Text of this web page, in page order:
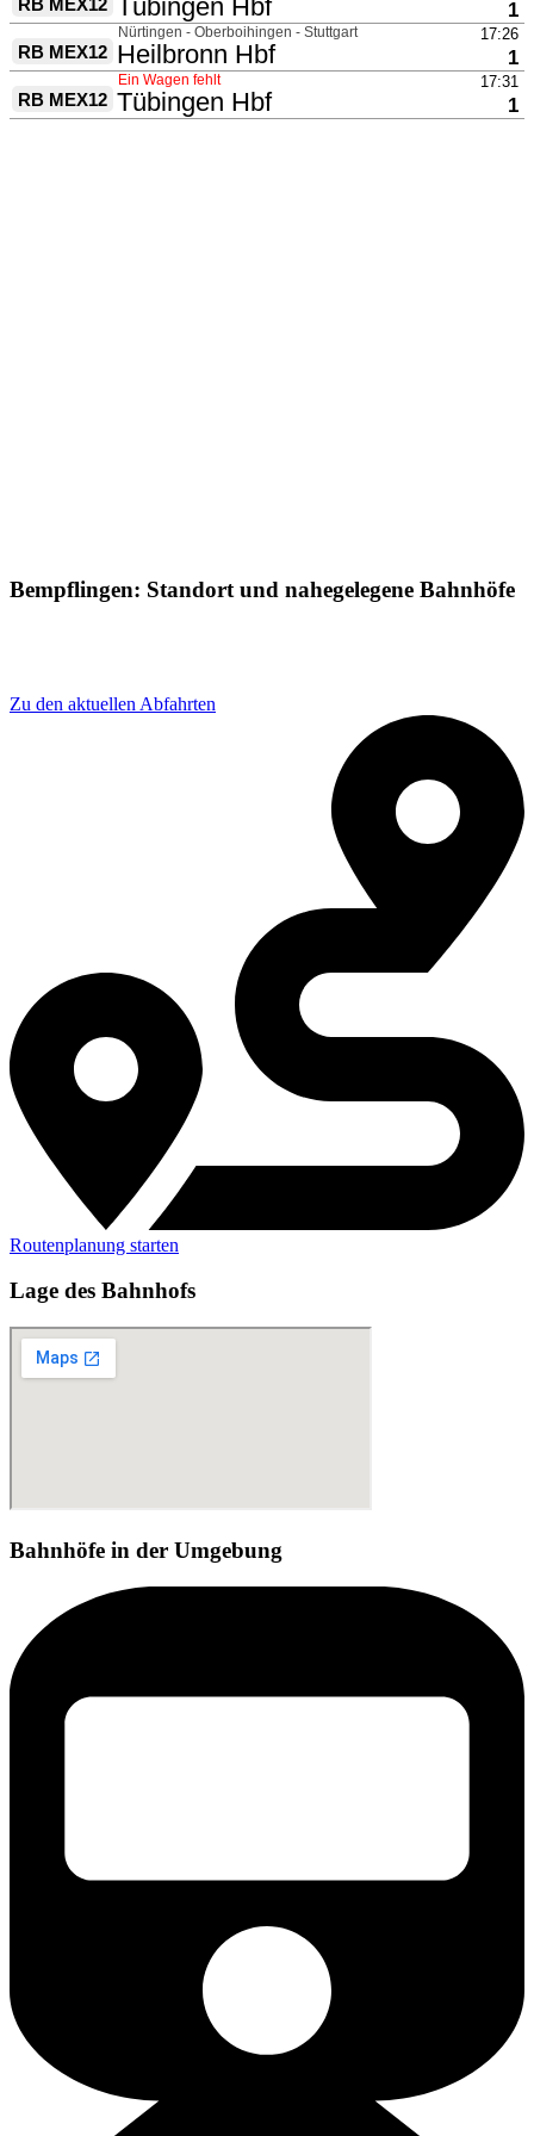
Bempflingen: Standort und nahegelegene Bahnhöfe
Zu den aktuellen Abfahrten
Routenplanung starten
Lage des Bahnhofs
Bahnhöfe in der Umgebung